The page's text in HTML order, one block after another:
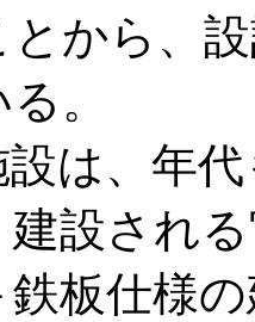
から、
。
は、年
設され
板仕様